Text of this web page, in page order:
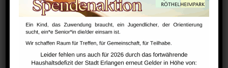
18:30 - 22:00
Serien:
Tanztraining Super Secret Moves e.V.